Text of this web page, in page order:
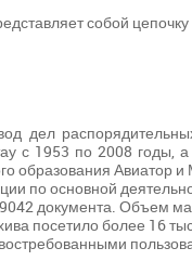
собой цепочку
дел
с 1953 по 2008 годы,
образования Авиатор
по основной
документа. Объем
посетило более 16